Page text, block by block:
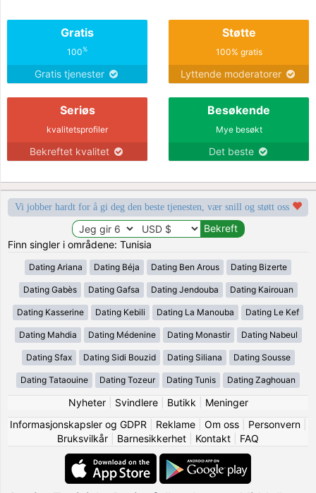
Gratis
100%
Gratis tjenester
Støtte
100% gratis
Lyttende moderatorer
Seriøs
kvalitetsprofiler
Bekreftet kvalitet
Besøkende
Mye besøkt
Det beste
Vi jobber hardt for å gi deg den beste tjenesten, vær snill og støtt oss
Finn singler i områdene: Tunisia
Dating Ariana Dating Béja Dating Ben Arous Dating Bizerte
Dating Gabès Dating Gafsa Dating Jendouba Dating Kairouan
Dating Kasserine Dating Kebili Dating La Manouba Dating Le Kef
Dating Mahdia Dating Médenine Dating Monastir Dating Nabeul
Dating Sfax Dating Sidi Bouzid Dating Siliana Dating Sousse
Dating Tataouine Dating Tozeur Dating Tunis Dating Zaghouan
Nyheter| Svindlere| Butikk
Meninger
Informasjonskapsler og GDPR
Reklame| Om oss| Personvern|
Bruksvilkår
Barnesikkerhet Kontakt FAQ